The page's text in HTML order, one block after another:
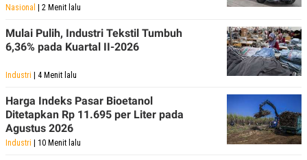
Nasional | 2 Menit lalu
Mulai Pulih, Industri Tekstil Tumbuh
6,36% pada Kuartal II-2026
Industri | 4 Menit lalu
Harga Indeks Pasar Bioetanol
Ditetapkan Rp 11.695 per Liter pada
Agustus 2026
Industri | 10 Menit lalu